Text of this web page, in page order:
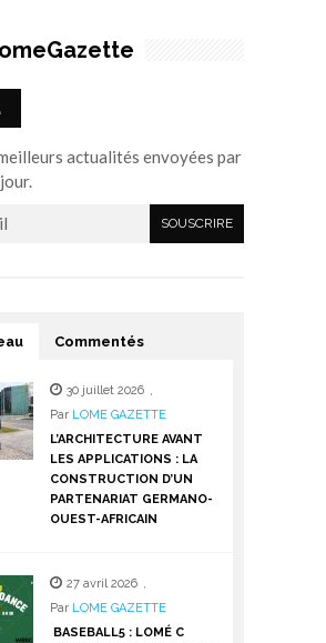
actualités envoyées par
Commentés
30 juillet 2026 ,
Par LOME GAZETTE
L’ARCHITECTURE AVANT
LES APPLICATIONS : LA
CONSTRUCTION D’UN
PARTENARIAT GERMANO-
OUEST-AFRICAIN
27 avril 2026 ,
Par LOME GAZETTE
BASEBALL5 : LOMÉ C